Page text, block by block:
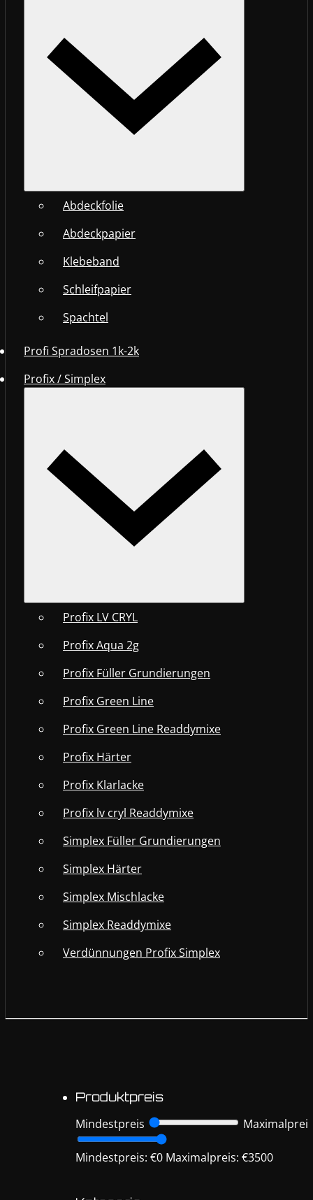
Abdeckfolie
Abdeckpapier
Klebeband
Schleifpapier
Spachtel
Profi Spradosen 1k-2k
Profix / Simplex
Profix LV CRYL
Profix Aqua 2g
Profix Füller Grundierungen
Profix Green Line
Profix Green Line Readdymixe
Profix Härter
Profix Klarlacke
Profix lv cryl Readdymixe
Simplex Füller Grundierungen
Simplex Härter
Simplex Mischlacke
Simplex Readdymixe
Verdünnungen Profix Simplex
Produktpreis
Mindestpreis
Maximalpreis
Mindestpreis: €0 Maximalpreis: €3500